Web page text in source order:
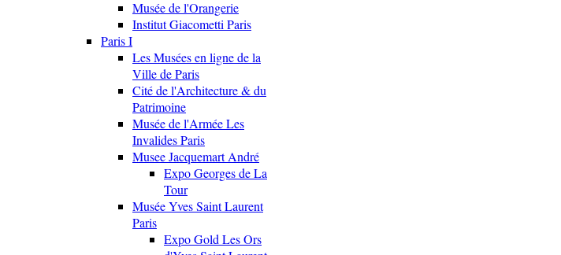
Musée de l'Orangerie
Institut Giacometti Paris
Paris I
Les Musées en ligne de la
Ville de Paris
Cité de l'Architecture & du
Patrimoine
Musée de l'Armée Les
Invalides Paris
Musee Jacquemart André
Expo Georges de La
Tour
Musée Yves Saint Laurent
Paris
Expo Gold Les Ors